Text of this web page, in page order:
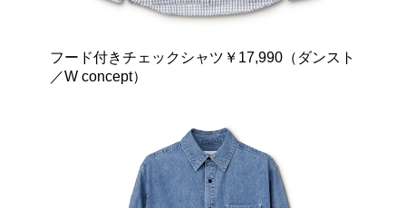
フード付きチェックシャツ￥17,990（ダンスト
／W concept）